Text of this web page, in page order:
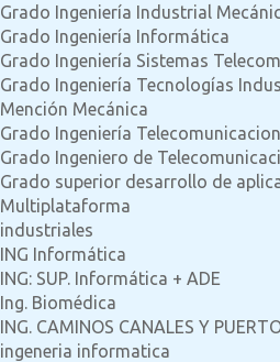
Grado Ingeniería Industrial
Grado Ingeniería Informática
Grado Ingeniería Sistemas
Grado Ingeniería Tecnologías
Mención Mecánica
Grado Ingeniería
Grado Ingeniero de
Grado superior desarrollo de
Multiplataforma
industriales
ING Informática
ING: SUP. Informática + ADE
Ing. Biomédica
ING. CAMINOS CANALES Y
ingeneria informatica